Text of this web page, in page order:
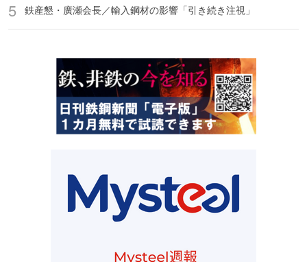
鉄産懇・廣瀬会長／輸入鋼材の影響「引き続き注視」